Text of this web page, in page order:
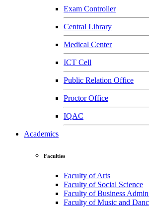
Exam Controller
Central Library
Medical Center
ICT Cell
Public Relation Office
Proctor Office
IQAC
Academics
Faculties
Faculty of Arts
Faculty of Social Science
Faculty of Business
Faculty of Music and